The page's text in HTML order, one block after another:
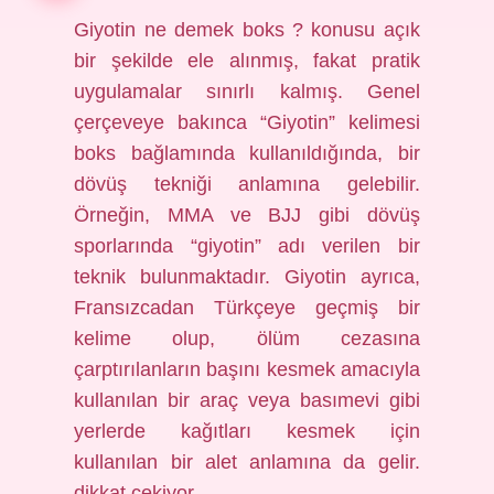
Giyotin ne demek boks ? konusu açık
bir şekilde ele alınmış, fakat pratik
uygulamalar sınırlı kalmış. Genel
çerçeveye bakınca “Giyotin” kelimesi
boks bağlamında kullanıldığında, bir
dövüş tekniği anlamına gelebilir.
Örneğin, MMA ve BJJ gibi dövüş
sporlarında “giyotin” adı verilen bir
teknik bulunmaktadır. Giyotin ayrıca,
Fransızcadan Türkçeye geçmiş bir
kelime olup, ölüm cezasına
çarptırılanların başını kesmek amacıyla
kullanılan bir araç veya basımevi gibi
yerlerde kağıtları kesmek için
kullanılan bir alet anlamına da gelir.